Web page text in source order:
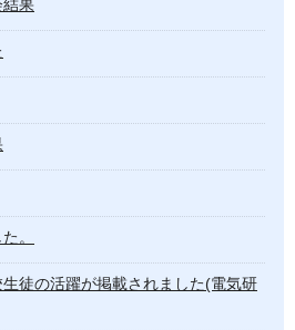
結果
。
徒の活躍が掲載されました(電気研